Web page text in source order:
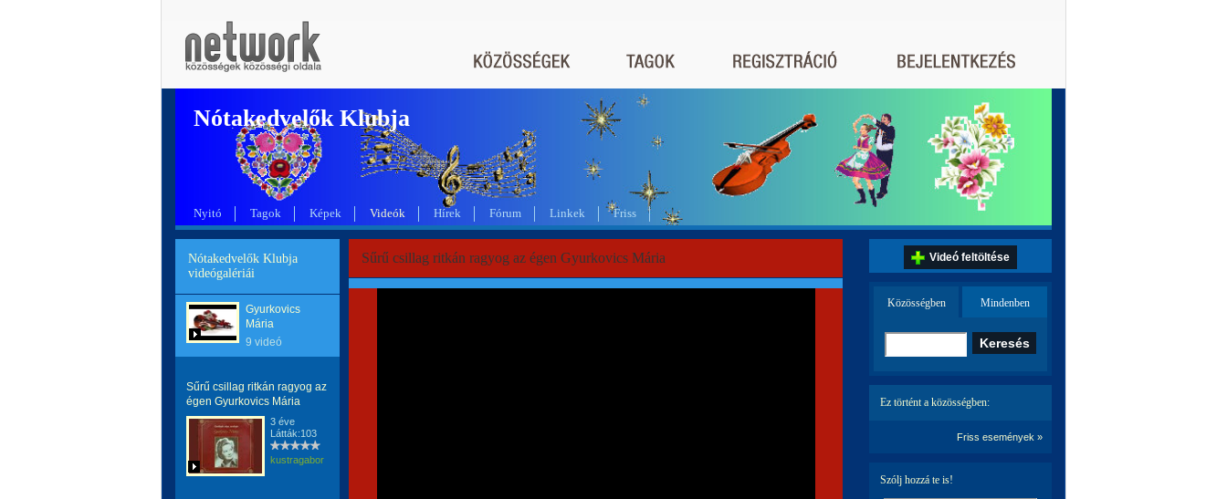
Nótakedvelők Klubja
Nyitó Tagok Képek Videók Hírek Fórum Linkek Friss
Nótakedvelők Klubja
videógalériái
Gyurkovics
Mária
9 videó
Sűrű csillag ritkán ragyog az
égen Gyurkovics Mária
3 éve
Látták:103
kustragabor
Sűrű csillag ritkán ragyog az égen Gyurkovics Mária Videó feltöltése
Közösségben Mindenben
Ez történt a közösségben:
Friss események »
Szólj hozzá te is!